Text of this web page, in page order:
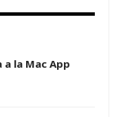
a la Mac App